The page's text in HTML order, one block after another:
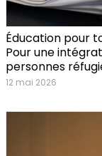
Éducation pour
Pour une
personnes
12 mai 2026